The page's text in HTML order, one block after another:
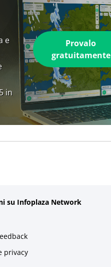
e
in
Provalo
gratuitamente
su Infoplaza Network
privacy